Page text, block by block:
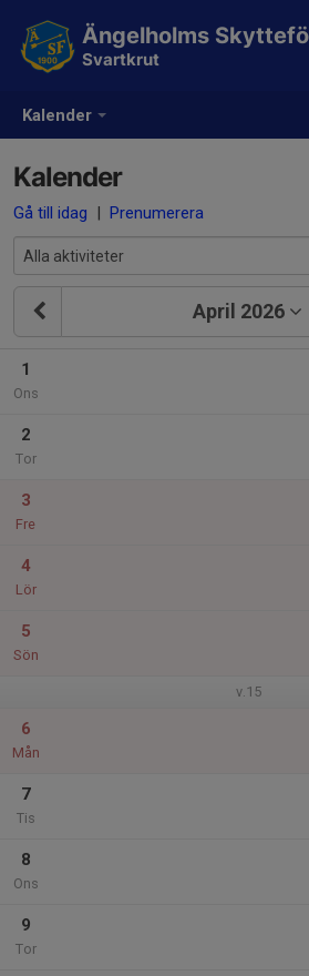
Kalender
Ängelholms
Svartkrut
Kalender
Gå till idag | Prenumerera
April 2026
1
Ons
2
Tor
3
Fre
4
Lör
5
Sön
v.15
6
Mån
7
Tis
8
Ons
9
Tor